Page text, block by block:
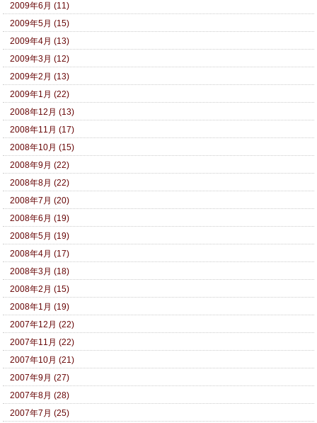
2009年6月 (11)
2009年5月 (15)
2009年4月 (13)
2009年3月 (12)
2009年2月 (13)
2009年1月 (22)
2008年12月 (13)
2008年11月 (17)
2008年10月 (15)
2008年9月 (22)
2008年8月 (22)
2008年7月 (20)
2008年6月 (19)
2008年5月 (19)
2008年4月 (17)
2008年3月 (18)
2008年2月 (15)
2008年1月 (19)
2007年12月 (22)
2007年11月 (22)
2007年10月 (21)
2007年9月 (27)
2007年8月 (28)
2007年7月 (25)